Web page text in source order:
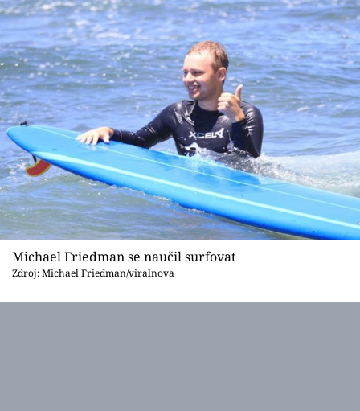
Michael Friedman se naučil surfovat
Zdroj: Michael Friedman/viralnova